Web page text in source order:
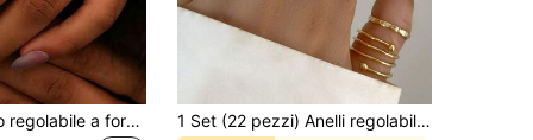
1 pezzo Anello regolabile a forma di V in acciaio inossidabile, design geometrico elegante, versatile per le donne, adatto per uso quotidiano, festival, feste, uscite, appuntamenti, vacanze, minimalista 1 Set (22 pezzi) Anelli regolabili per le nocche con design unico a cuore e farfalla, adatti per ragazze